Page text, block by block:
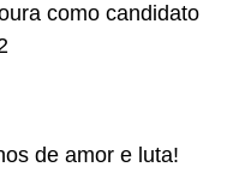
como candidato
de amor e luta!